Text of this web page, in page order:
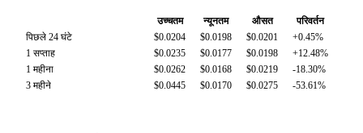
उच्चतम न्यूनतम औसत
परिवर्तन
पिछले 24 घंटे
$0.0204 $0.0198 $0.0201
+0.45%
1 सप्ताह
$0.0235 $0.0177 $0.0198
+12.48%
1 महीना
$0.0262 $0.0168 $0.0219
-18.30%
3 महीने
$0.0445 $0.0170 $0.0275 -53.61%